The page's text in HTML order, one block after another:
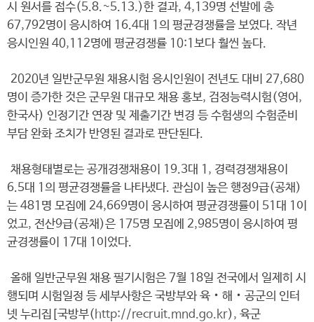
시 원서를 접수(5.8.~5.13.)한 결과, 4,139명 선발에 총
67,792명이 응시하여 16.4대 1의 평균경쟁률을 보였다. 작년
응시인원 40,112명에 평균경쟁률 10:1보다 훨씬 높다.
2020년 일반군무원 채용시험 응시인원이 전년도 대비 27,680
명이 증가한 것은 군무원 대규모 채용 홍보, 검정능력시험(영어,
한국사) 인정기간 연장 및 제출기간 변경 등 수험생의 수험준비
부담 완화 조치가 반영된 결과로 판단된다.
채용형태별로는 공개경쟁채용이 19.3대 1, 경력경쟁채용이
6.5대 1의 평균경쟁률을 나타냈다. 관심이 높은 행정9급(공채)
는 481명 모집에 24,669명이 응시하여 평균경쟁률이 51대 1이
었고, 전산9급(공채)은 175명 모집에 2,985명이 응시하여 평
균경쟁률이 17대 1이었다.
올해 일반군무원 채용 필기시험은 7월 18일 전국에서 일제히 시
행되며 시험일정 등 세부사항은 국방부와 육‧해‧공군의 인터
넷 누리집[국방부( http://recruit.mnd.go.kr), 육군